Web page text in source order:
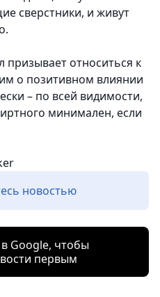
сверстники, и живут
призывает относиться к
о позитивном влиянии
– по всей видимости,
минимален, если
новостью
Google, чтобы
первым